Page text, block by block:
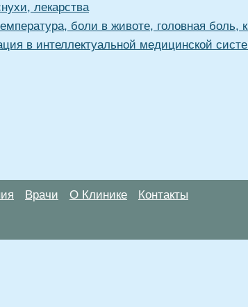
лекарства
боли в животе, головная боль,
в интеллектуальной медицинской
Врачи О Клинике Контакты